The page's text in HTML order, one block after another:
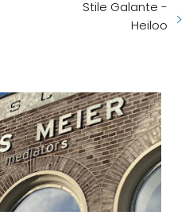
Stile Galante -
Heiloo